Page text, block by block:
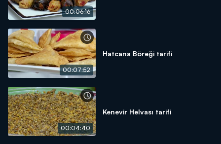
00:06:16
00:07:52
Hatcana Böreği tarifi
00:04:40
Kenevir Helvası tarifi